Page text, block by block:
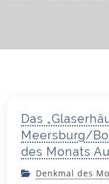
Das
Meersburg/
des Monats
Denkmal des